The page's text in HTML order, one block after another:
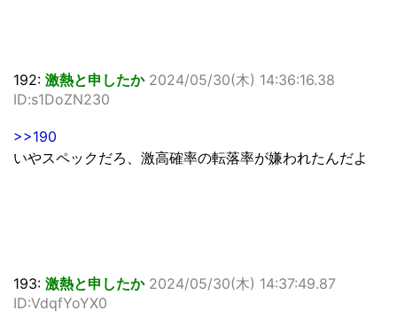
192: 激熱と申したか 2024/05/30(木) 14:36:16.38
ID:s1DoZN230
>>190
いやスペックだろ、激高確率の転落率が嫌われたんだよ
193: 激熱と申したか 2024/05/30(木) 14:37:49.87
ID:VdqfYoYX0